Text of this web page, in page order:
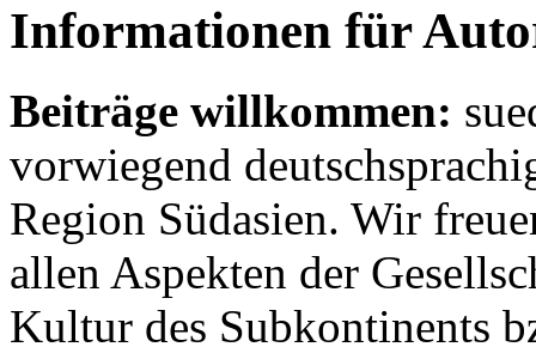
Informationen für
Beiträge willkommen:
vorwiegend
Region Südasien. Wir
allen Aspekten der
Kultur des Subkontinents